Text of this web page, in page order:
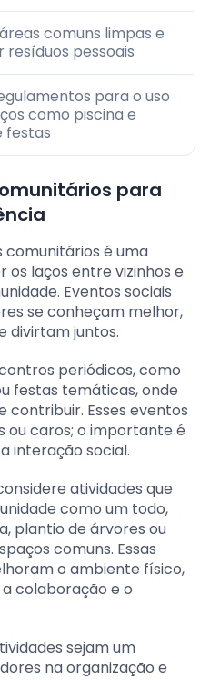
comuns limpas e
resíduos pessoais
para o uso
como piscina e
festas
para
comunitários é uma
laços entre vizinhos e
Eventos sociais
se conheçam melhor,
divirtam juntos.
periódicos, como
festas temáticas, onde
Esses eventos
ou caros; o importante é
interação social.
atividades que
como um todo,
plantio de árvores ou
comuns. Essas
o ambiente físico,
colaboração e o
sejam um
na organização e